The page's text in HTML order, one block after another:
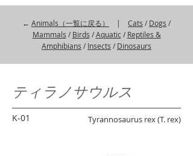
← Animals（一覧に戻る） | Cats / Dogs /
Mammals / Birds /Aquatic/ Reptiles &
Amphibians / Insects / Dinosaurs
ティラノサウルス
K-01 Tyrannosaurus rex (T. rex)